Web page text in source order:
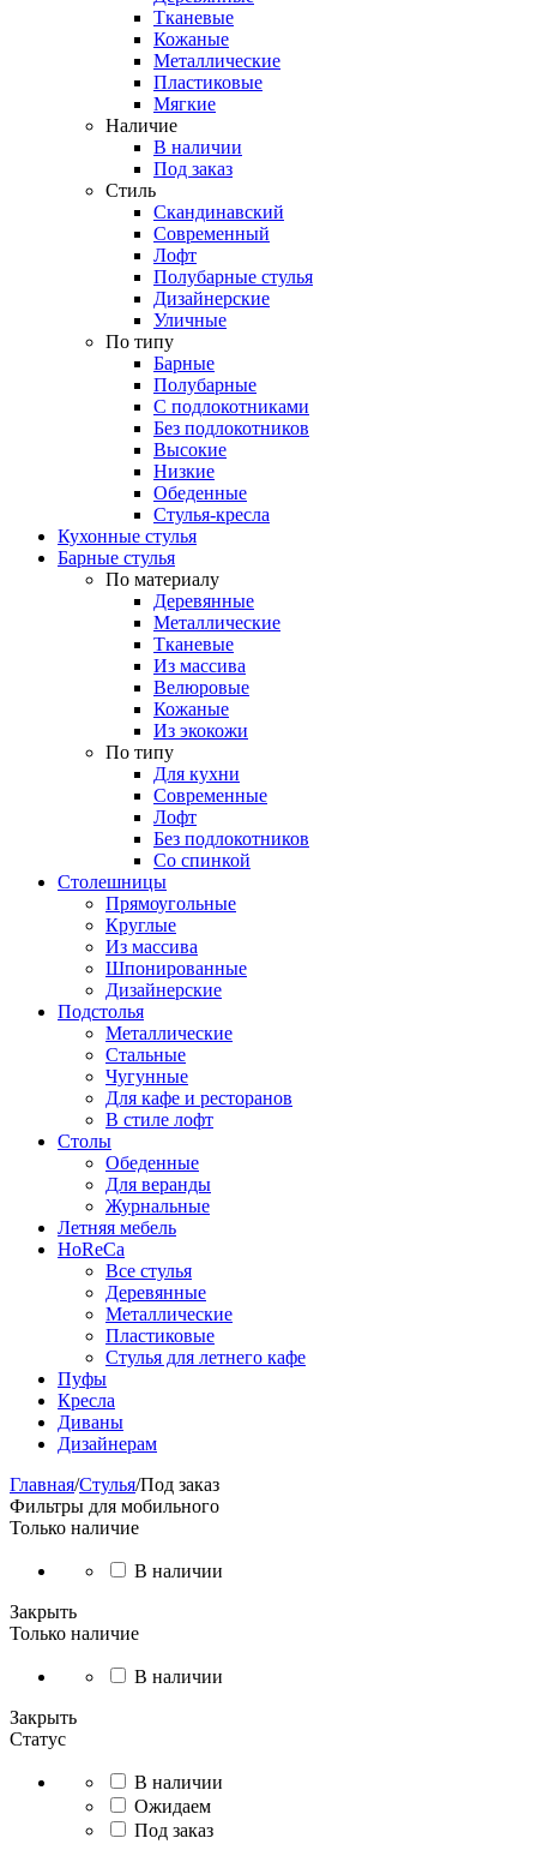
Тканевые
Кожаные
Металлические
Пластиковые
Мягкие
Наличие
В наличии
Под заказ
Стиль
Скандинавский
Современный
Лофт
Полубарные стулья
Дизайнерские
Уличные
По типу
Барные
Полубарные
С подлокотниками
Без подлокотников
Высокие
Низкие
Обеденные
Стулья-кресла
Кухонные стулья
Барные стулья
По материалу
Деревянные
Металлические
Тканевые
Из массива
Велюровые
Кожаные
Из экокожи
По типу
Для кухни
Современные
Лофт
Без подлокотников
Со спинкой
Столешницы
Прямоугольные
Круглые
Из массива
Шпонированные
Дизайнерские
Подстолья
Металлические
Стальные
Чугунные
Для кафе и ресторанов
В стиле лофт
Столы
Обеденные
Для веранды
Журнальные
Летняя мебель
HoReCa
Все стулья
Деревянные
Металлические
Пластиковые
Стулья для летнего кафе
Пуфы
Кресла
Диваны
Дизайнерам
Главная/Стулья/Под заказ
Фильтры для мобильного
Только наличие
В наличии
Закрыть
Только наличие
В наличии
Закрыть
Статус
В наличии
Ожидаем
Под заказ